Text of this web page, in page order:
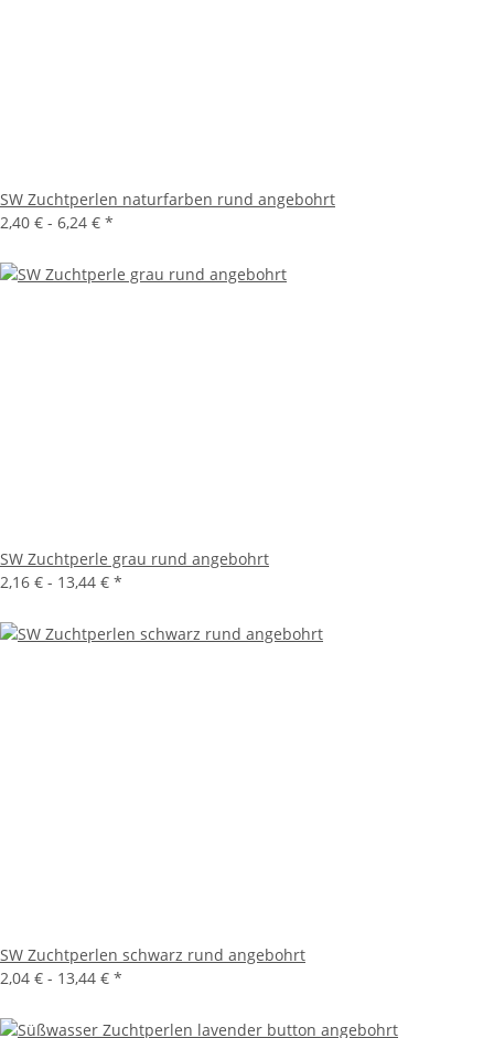
SW Zuchtperlen naturfarben rund angebohrt
2,40 € - 6,24 € *
SW Zuchtperle grau rund angebohrt
2,16 € - 13,44 € *
SW Zuchtperlen schwarz rund angebohrt
2,04 € - 13,44 € *